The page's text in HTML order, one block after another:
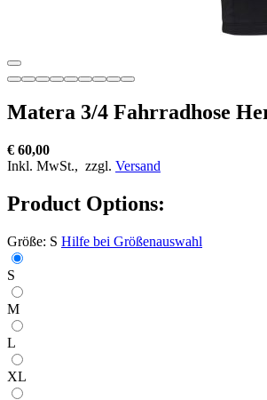
Matera 3/4 Fahrradhose
€ 60,00
Inkl. MwSt., zzgl. Versand
Product Options:
Größe: S Hilfe bei Größenauswahl
S
M
L
XL